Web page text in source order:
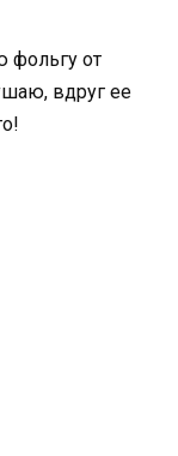
фольгу от
вдруг ее